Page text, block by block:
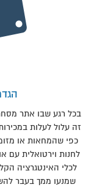
בכל רגע שבו אתר
זה עלול לעלות
כפי שהמחאות או
לחנות וירטואלית עם
לכלי האינטגרציה
שמנעו ממך בעבר